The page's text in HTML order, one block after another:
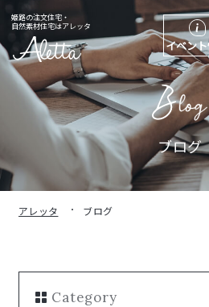
姫路の注文住宅・
自然素材住宅はアレッタ
イベン
ブログ
アレッタ ブログ
Category